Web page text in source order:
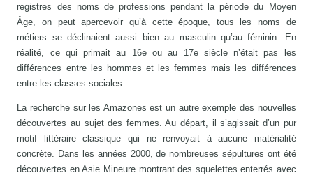
registres des noms de professions pendant la période du Moyen
Âge, on peut apercevoir qu’à cette époque, tous les noms de
métiers se déclinaient aussi bien au masculin qu’au féminin. En
réalité, ce qui primait au 16e ou au 17e siècle n’était pas les
différences entre les hommes et les femmes mais les différences
entre les classes sociales.
La recherche sur les Amazones est un autre exemple des nouvelles
découvertes au sujet des femmes. Au départ, il s’agissait d’un pur
motif littéraire classique qui ne renvoyait à aucune matérialité
concrète. Dans les années 2000, de nombreuses sépultures ont été
découvertes en Asie Mineure montrant des squelettes enterrés avec